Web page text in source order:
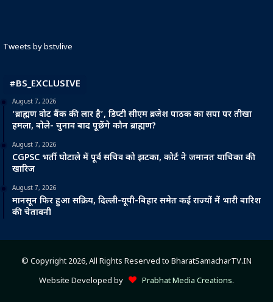
Tweets by bstvlive
#BS_EXCLUSIVE
August 7, 2026
‘ब्राह्मण वोट बैंक की लार है’, डिप्टी सीएम ब्रजेश पाठक का सपा पर तीखा
हमला, बोले- चुनाव बाद पूछेंगे कौन ब्राह्मण?
August 7, 2026
CGPSC भर्ती घोटाले में पूर्व सचिव को झटका, कोर्ट ने जमानत याचिका की
खारिज
August 7, 2026
मानसून फिर हुआ सक्रिय, दिल्ली-यूपी-बिहार समेत कई राज्यों में भारी बारिश
की चेतावनी
© Copyright 2026, All Rights Reserved to BharatSamacharTV.IN
Website Developed by
Prabhat Media Creations.